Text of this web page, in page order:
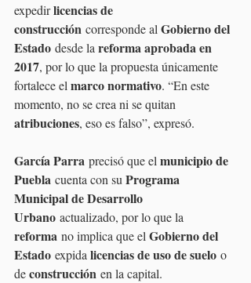
expedir licencias de
construcción corresponde al Gobierno del
Estado desde la reforma aprobada en
2017, por lo que la propuesta únicamente
fortalece el marco normativo. “En este
momento, no se crea ni se quitan
atribuciones, eso es falso”, expresó.
García Parra precisó que el municipio de
Puebla cuenta con su Programa
Municipal de Desarrollo
Urbano actualizado, por lo que la
reforma no implica que el Gobierno del
Estado expida licencias de uso de suelo o
de construcción en la capital.